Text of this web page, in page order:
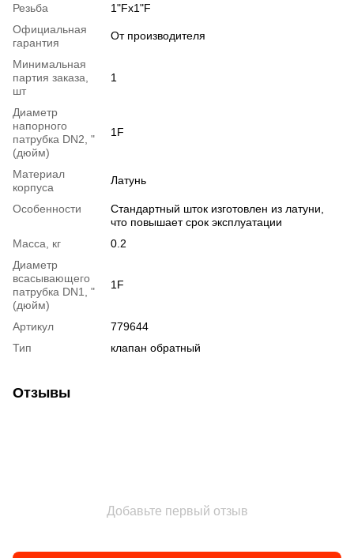
Резьба
1"Fx1"F
Официальная
гарантия
От производителя
Минимальная
партия заказа,
шт
1
Диаметр
напорного
патрубка DN2, "
(дюйм)
1F
Материал
корпуса
Латунь
Особенности
Cтандартный шток изготовлен из латуни,
что повышает срок эксплуатации
Масса, кг
0.2
Диаметр
всасывающего
патрубка DN1, "
(дюйм)
1F
Артикул
779644
Тип
клапан обратный
Отзывы
Добавьте первый отзыв